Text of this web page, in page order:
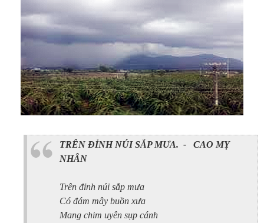
TRÊN ĐỈNH NÚI SẮP MƯA. - CAO MỴ
NHÂN
Trên đỉnh núi sắp mưa
Có đám mây buồn xưa
Mang chim uyên sụp cánh